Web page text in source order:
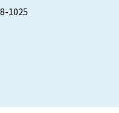
1025